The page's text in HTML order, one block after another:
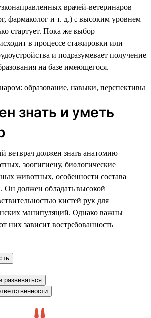
врачей-ветеринаров
фармаколог и т. д.) с высоким уровнем
стартует. Пока же выбор
в процессе стажировки или
и подразумевает получение
на базе имеющегося.
знать и уметь
ветврач должен знать анатомию
зоогигиену, биологические
животных, особенности состава
Он должен обладать высокой
кистей рук для
манипуляций. Однако важны
них зависит востребованность
развиваться